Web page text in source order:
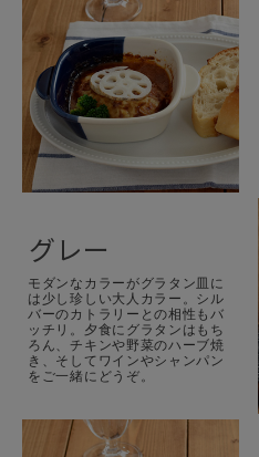
グレー
モダンなカラーがグラタン皿に
は少し珍しい大人カラー。シル
バーのカトラリーとの相性もバ
ッチリ。夕食にグラタンはもち
ろん、チキンや野菜のハーブ焼
き、そしてワインやシャンパン
をご一緒にどうぞ。